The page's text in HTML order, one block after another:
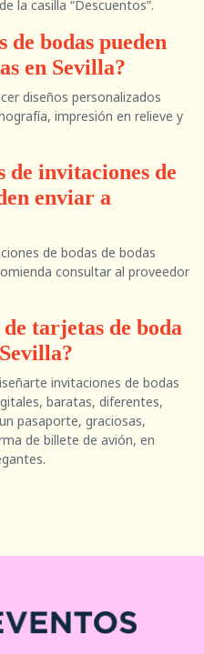
la casilla “Descuentos”.
de bodas pueden
en Sevilla?
diseños personalizados
impresión en relieve y
de invitaciones de
enviar a
de bodas de bodas
consultar al proveedor
tarjetas de boda
invitaciones de bodas
baratas, diferentes,
pasaporte, graciosas,
de billete de avión, en